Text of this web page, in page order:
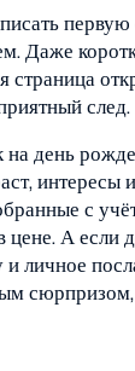
первую
Даже
страница
след.
на день
интересы
с
цене. А если
и личное